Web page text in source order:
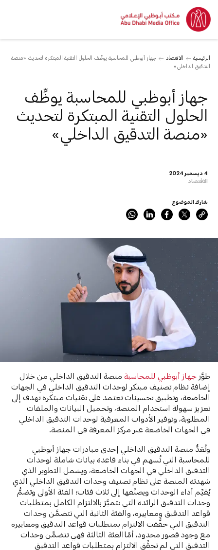
الرئيسية الاقتصاد
جهاز أبوظبي للمحاسبة يوظِّف الحلول التقنية المبتكرة لتحديث «منصة
التدقيق الداخلي»
4 ديسمبر 2024
الاقتصاد
جهاز أبوظبي للمحاسبة يوظِّف
الحلول التقنية المبتكرة لتحديث
«منصة التدقيق الداخلي»
شارك الموضوع
طوَّر جهاز أبوظبي للمحاسبةمنصة التدقيق الداخلي من خلال
إضافة نظام تصنيف مبتكر لوحدات التدقيق الداخلي في الجهات
الخاضعة، وتطبيق تحسينات تعتمد على تقنيات مبتكرة تهدف إلى
تعزيز سهولة استخدام المنصة، وتحميل البيانات والملفات
المطلوبة، وتوفير الأدوات المعرفية لوحدات التدقيق الداخلي
في الجهات الخاضعة عبر مركز المعرفة في المنصة.
وتُعَدُّ منصة التدقيق الداخلي إحدى مبادرات جهاز أبوظبي
للمحاسبة التي تُسهم في بناء قاعدة بيانات شاملة لوحدات
التدقيق الداخلي في الجهات الخاضعة، ويشمل التطوير الذي
شهدته المنصة على نظام تصنيف وحدات التدقيق الداخلي الذي
يُقيِّم أداء الوحدات ويصنِّفها إلى ثلاث فئات؛ الفئة الأولى وتضمُّ
وحدات التدقيق الرائدة التي تتميَّز بالالتزام الكامل بمتطلبات
قواعد التدقيق ومعاييره، والفئة الثانية التي تتضمَّن وحدات
التدقيق التي حقَّقت الالتزام بمتطلبات قواعد التدقيق ومعاييره
مع وجود قصور محدود، أمّاالفئة الثالثة فهي تتضمَّن وحدات
التدقيق التي لم تحقِّق الالتزام بمتطلبات قواعد التدقيق